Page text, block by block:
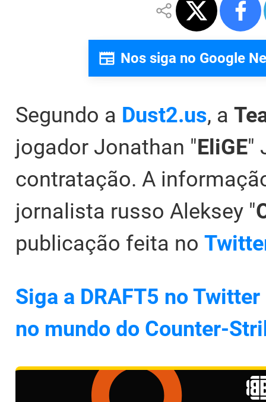
Nos siga no Google
Segundo a Dust2.us, a
jogador Jonathan "EliGE"
contratação. A
jornalista russo Aleksey "
publicação feita no
Siga a DRAFT5 no
no mundo do Counter-